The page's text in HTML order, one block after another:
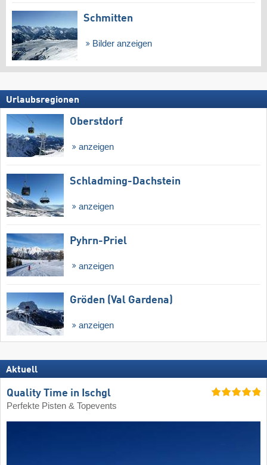
Schmitten
Bilder anzeigen
Urlaubsregionen
Oberstdorf
anzeigen
Schladming-Dachstein
anzeigen
Pyhrn-Priel
anzeigen
Gröden (Val Gardena)
anzeigen
Aktuell
Quality Time in Ischgl
Perfekte Pisten & Topevents